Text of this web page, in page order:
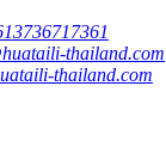
thailand.com
thailand.com